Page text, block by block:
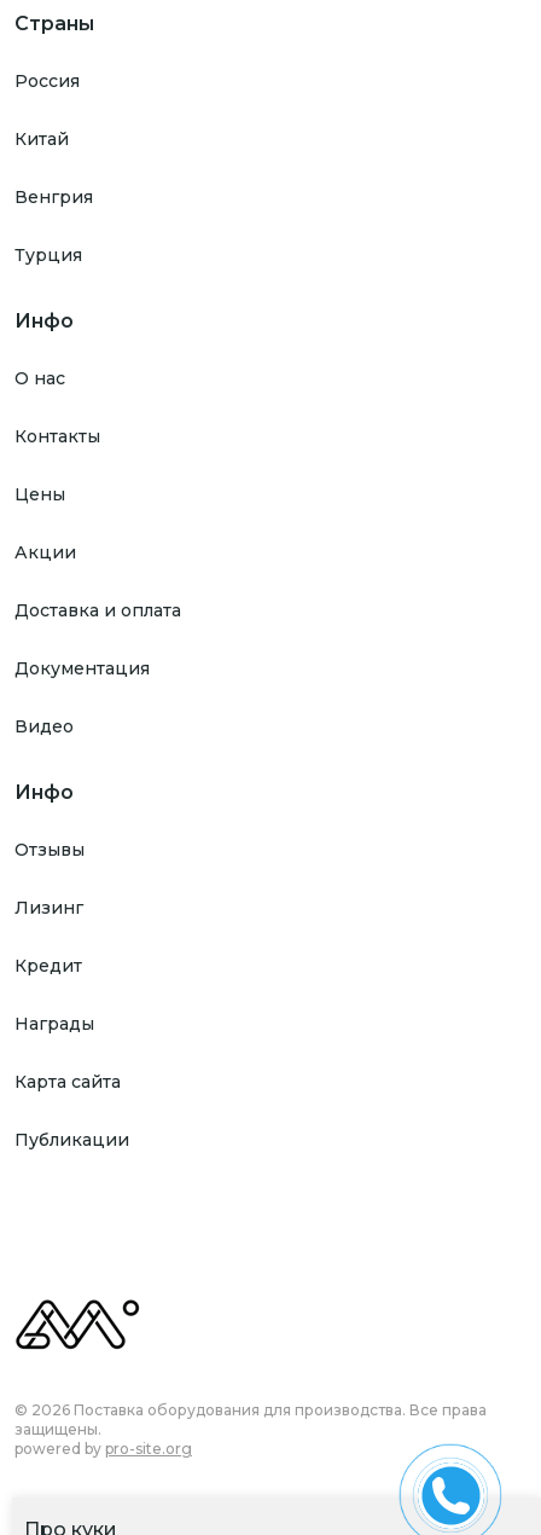
Страны
Россия
Китай
Венгрия
Турция
Инфо
О нас
Контакты
Цены
Акции
Доставка и оплата
Документация
Видео
Инфо
Отзывы
Лизинг
Кредит
Награды
Карта сайта
Публикации
© 2026 Поставка оборудования для производства. Все права
защищены.
powered by pro-site.org
Про куки